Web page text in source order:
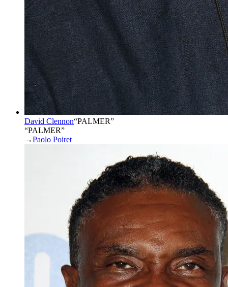
David Clennon“PALMER”
“PALMER”
→Paolo Poiret